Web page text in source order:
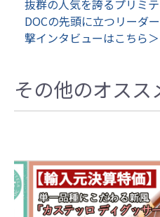
抜群の人気を誇るプリミ
DOCの先頭に立つリーダ
撃インタビューはこちら
その他のオスス